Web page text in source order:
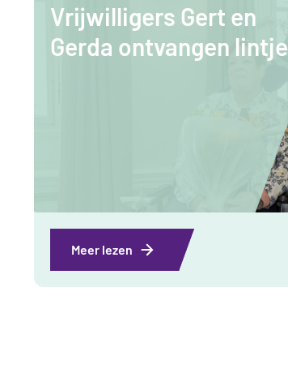
Vrijwilligers Gert en
Gerda ontvangen lintje
Meer lezen